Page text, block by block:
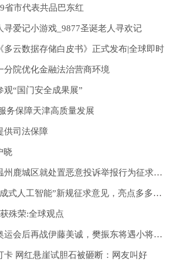
省市代表共品巴东红
寻爱记小游戏_9877圣诞老人寻欢记
多云数据存储白皮书》正式发布|全球即时
分院优化金融法治营商环境
“国门安全成果展”
务保障天津高质量发展
供司法保障
晓
知假买假将受限，温州鹿城区就处置恶意投诉举报行为征求意见
【胡律师说法】“生成式人工智能”新规征求意见，亮点多多抢先看
殊荣:全球观点
视讯！孙颖莎期待奥运会后再战伊藤美诚，樊振东将遇小将林诗栋挑战
卡 网红悬崖试胆石被砸断：网友叫好